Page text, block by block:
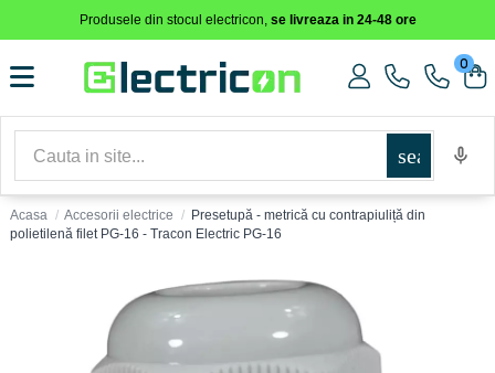
Produsele din stocul electricon, se livreaza in 24-48 ore
0
search
Acasa Accesorii electrice
Presetupă - metrică cu contrapiuliță din
polietilenă filet PG-16 - Tracon Electric PG-16